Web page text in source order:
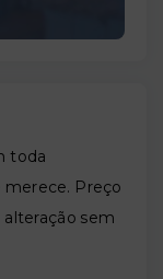
toda
merece. Preço
sem